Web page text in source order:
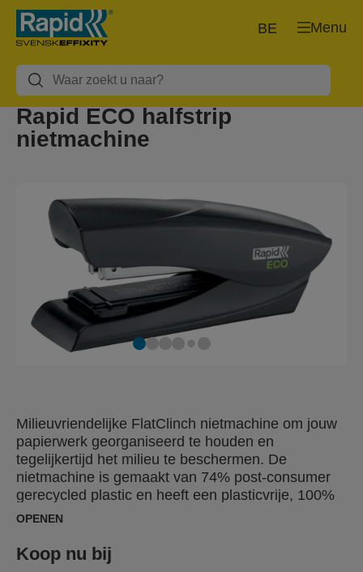
Menu
BE
Rapid ECO halfstrip
nietmachine
Milieuvriendelijke FlatClinch nietmachine om jouw
papierwerk georganiseerd te houden en
tegelijkertijd het milieu te beschermen. De
nietmachine is gemaakt van 74% post-consumer
gerecycled plastic en heeft een plasticvrije, 100%
gerecyclede kartonnen verpakking met
beschikt ook over de gepatenteerde
SuperFlatClinch-technologie die de papierstapel
OPENEN
Koop nu bij